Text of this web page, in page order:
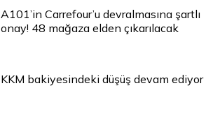
A101’in Carrefour’u devralmasına şartlı
onay! 48 mağaza elden çıkarılacak
KKM bakiyesindeki düşüş devam ediyor